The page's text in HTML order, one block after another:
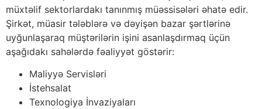
müxtəlif sektorlardakı tanınmış müəssisələri əhatə edir.
Şirkət, müasir tələblərə və dəyişən bazar şərtlərinə
uyğunlaşaraq müştərilərin işini asanlaşdırmaq üçün
aşağıdakı sahələrdə fəaliyyət göstərir:
Maliyyə Servisləri
İstehsalat
Texnologiya İnvaziyaları